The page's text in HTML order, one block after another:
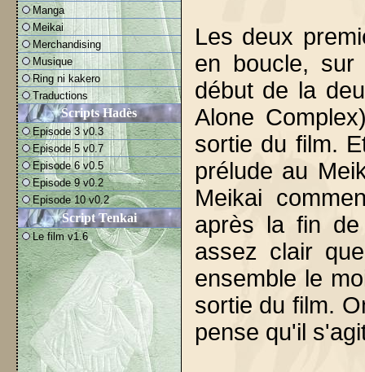
Manga
Meikai
Merchandising
Musique
Ring ni kakero
Traductions
Scripts Hadès
Episode 3 v0.3
Episode 5 v0.7
Episode 6 v0.5
Episode 9 v0.2
Episode 10 v0.2
Script Tenkai
Le film v1.6
Les deux
en boucle,
début de la
Alone
sortie du film.
prélude au
Meikai
après la fin
assez clair
ensemble le
sortie du film.
pense qu'il